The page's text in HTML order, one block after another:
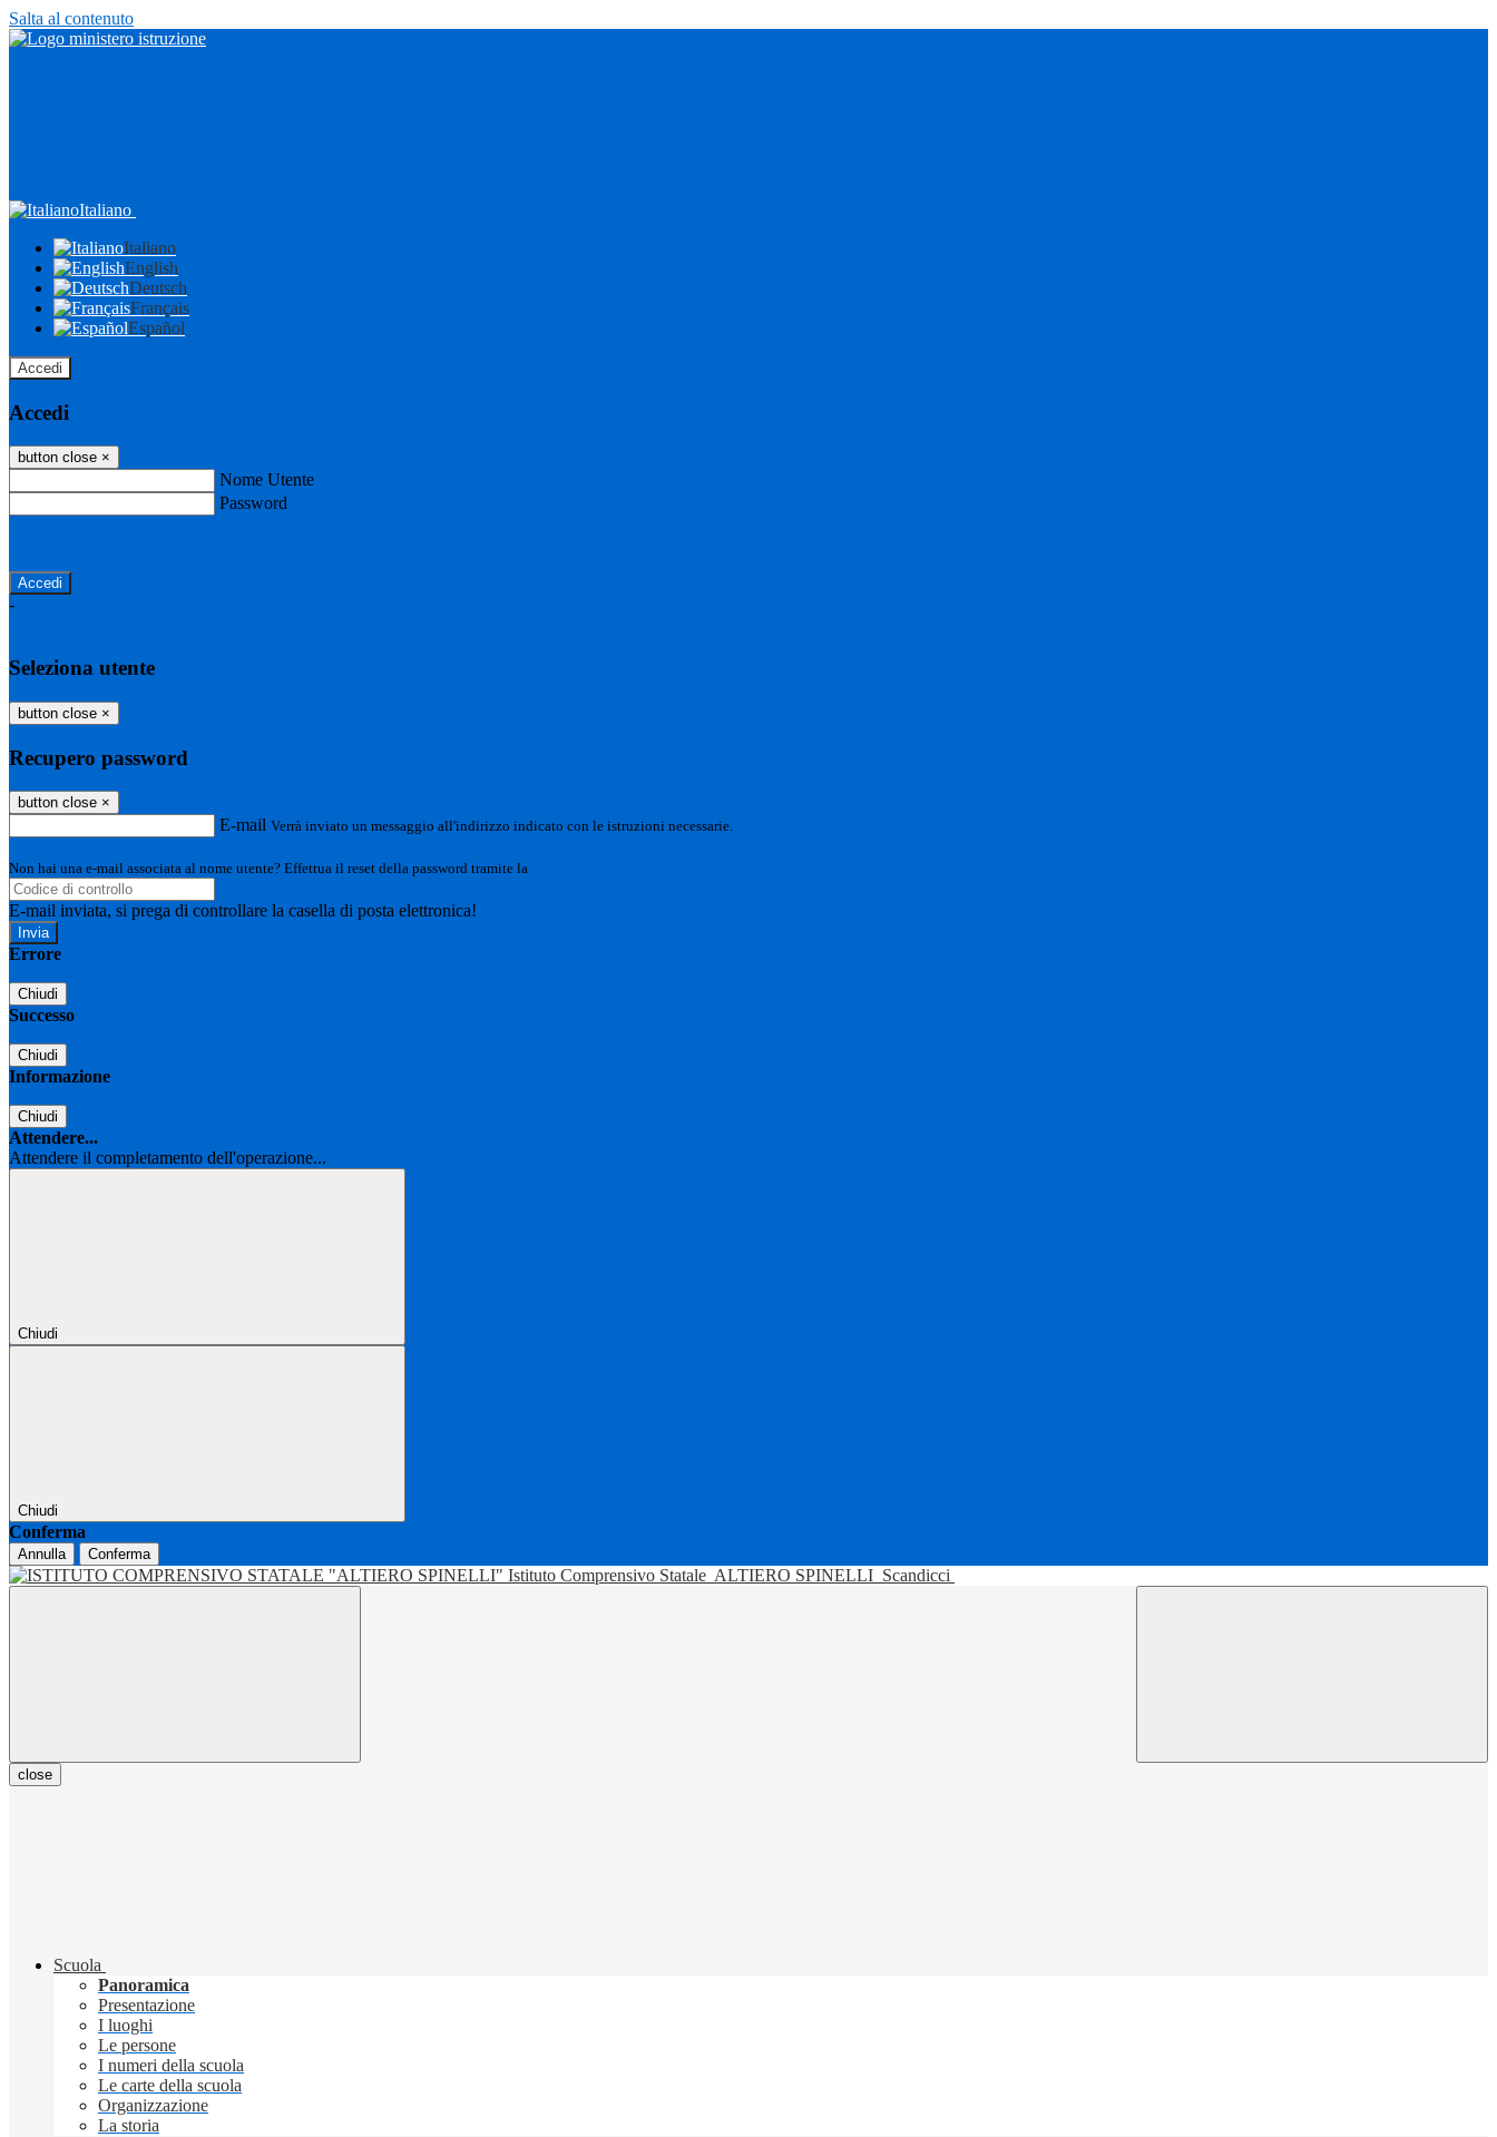
Salta al contenuto
Italiano
Italiano
English
Deutsch
Français
Español
Accedi
Accedi
button close ×
Nome Utente
Password
-
Seleziona utente
button close ×
Recupero password
button close ×
E-mail Verrà inviato un messaggio all'indirizzo indicato con le istruzioni necessarie.
Non hai una e-mail associata al nome utente? Effettua il reset della password tramite la
E-mail inviata, si prega di controllare la casella di posta elettronica!
Errore
Chiudi
Successo
Chiudi
Informazione
Chiudi
Attendere...
Attendere il completamento dell'operazione...
Chiudi
Chiudi
Conferma
Annulla Conferma
Istituto Comprensivo Statale ALTIERO SPINELLI Scandicci
close
Scuola
Panoramica
Presentazione
I luoghi
Le persone
I numeri della scuola
Le carte della scuola
Organizzazione
La storia